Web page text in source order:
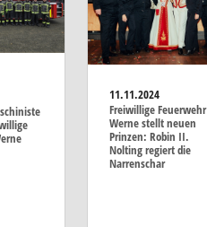
11.11.2024
Freiwillige Feuerwehr
Werne stellt neuen
Prinzen: Robin II.
Nolting regiert die
Narrenschar